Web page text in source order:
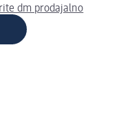
dm prodajalno